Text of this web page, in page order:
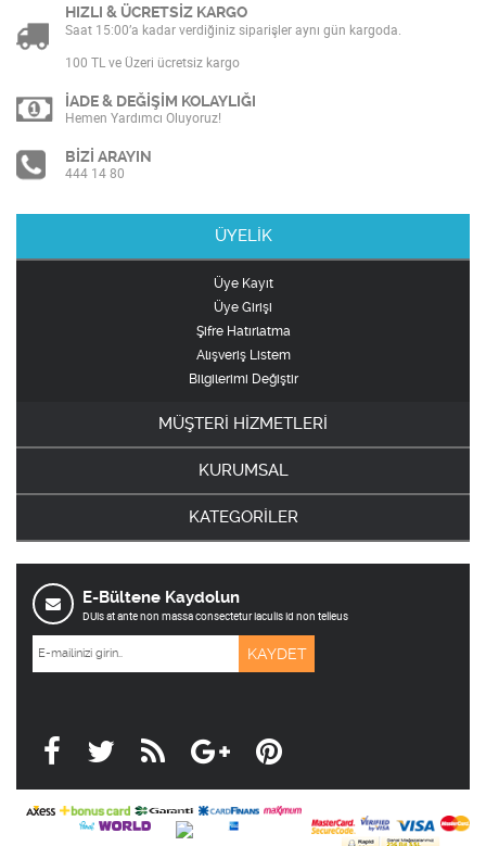
HIZLI & ÜCRETSİZ KARGO
Saat 15:00’a kadar verdiğiniz siparişler aynı gün kargoda.
100 TL ve Üzeri ücretsiz kargo
İADE & DEĞİŞİM KOLAYLIĞI
Hemen Yardımcı Oluyoruz!
BİZİ ARAYIN
444 14 80
ÜYELİK
Üye Kayıt
Üye Girişi
Şifre Hatırlatma
Alışveriş Listem
Bilgilerimi Değiştir
MÜŞTERİ HİZMETLERİ
KURUMSAL
KATEGORİLER
E-Bültene Kaydolun
DUis at ante non massa consectetur iaculis id non telleus